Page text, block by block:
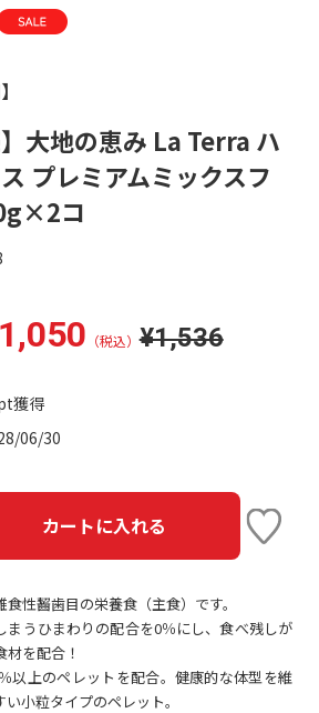
】大地の恵み La Terra ハ
プレミアムミックスフ
コ
（税込）¥1,536
獲得
06/30
カートに入れる
性齧歯目の栄養食（主食）です。
まうひまわりの配合を0％にし、食べ残しが
を配合！
以上のペレットを配合。健康的な体型を維
小粒タイプのペレット。